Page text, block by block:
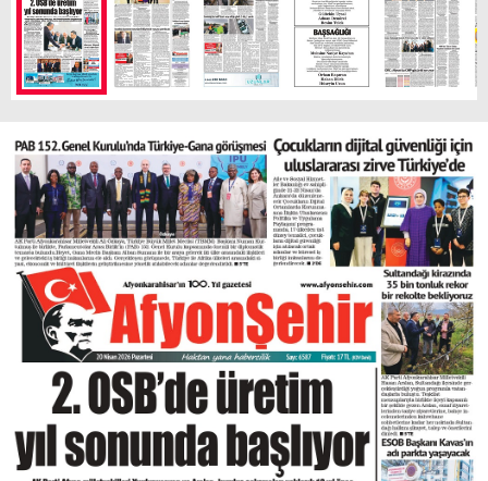
WhatsApp İhbar Hattı
Facebook
Instagram
Youtube
SPOR
SAĞLIK
İLÇE
DIĞER
ÇEVRE
RESMI İLANLAR
E-GAZETE
CANLI YAYIN